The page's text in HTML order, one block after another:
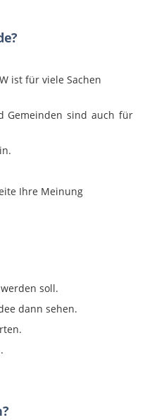
ist für viele Sachen
Gemeinden sind auch für
Ihre Meinung
soll.
dann sehen.